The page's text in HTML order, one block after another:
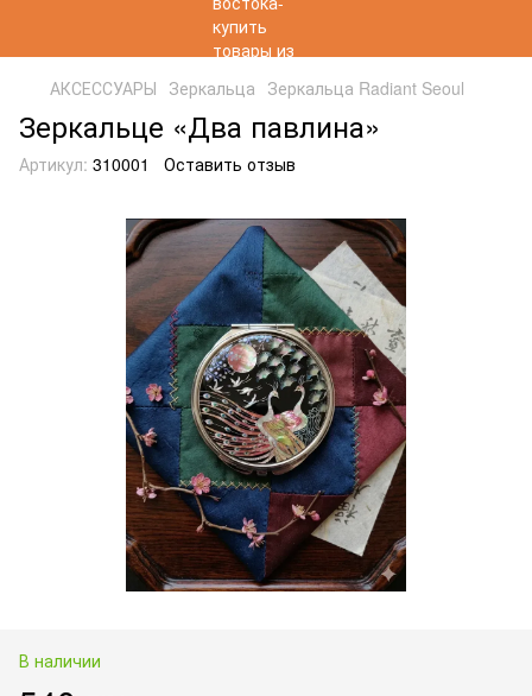
АКСЕССУАРЫ Зеркальца Зеркальца Radiant Seoul
Зеркальце «Два павлина»
Артикул: 310001 Оставить отзыв
В наличии